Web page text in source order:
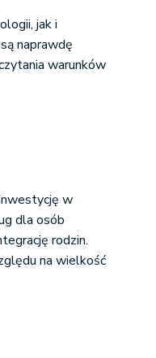
jak i
naprawdę
warunków
w
dla osób
rodzin.
na wielkość